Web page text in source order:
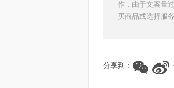
作，由于文案量
买商品或选择服
分享到：